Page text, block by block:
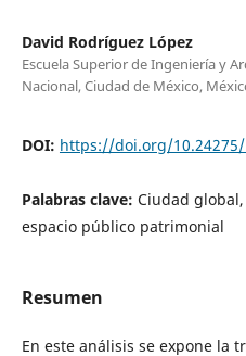
David Rodríguez López
Escuela Superior de Ingeniería y
Nacional, Ciudad de México,
DOI: https://doi.org/10.24275/
Palabras clave: Ciudad
espacio público patrimonial
Resumen
En este análisis se expone la